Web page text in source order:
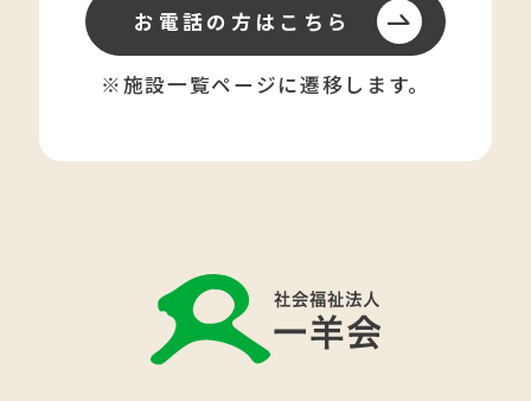
お電話の方はこちら
※施設一覧ページに遷移します。